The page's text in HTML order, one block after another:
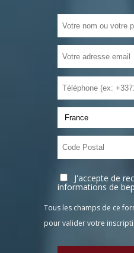
J'accepte de
informations de
Tous les champs de ce
pour valider votre